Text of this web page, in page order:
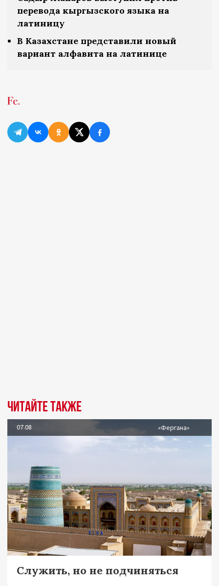
перевода кыргызского языка на
латиницу
В Казахстане представили новый
вариант алфавита на латинице
Читайте также
07.08 «Фергана»
Служить, но не подчиняться